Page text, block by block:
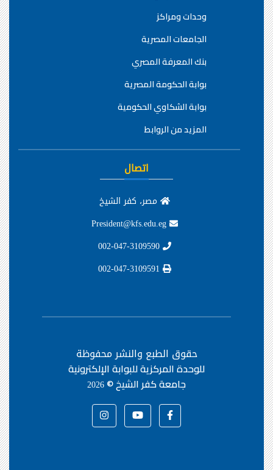
وحدات ومراكز
الجامعات المصرية
بنك المعرفة المصري
بوابة الحكومة المصرية
بوابة الشكاوي الحكومية
المزيد من الروابط
اتصال
مصر، كفر الشيخ
حقوق الطبع والنشر محفوظة
للوحدة المركزية للبوابة الإلكترونية
جامعة كفر الشيخ ©2026